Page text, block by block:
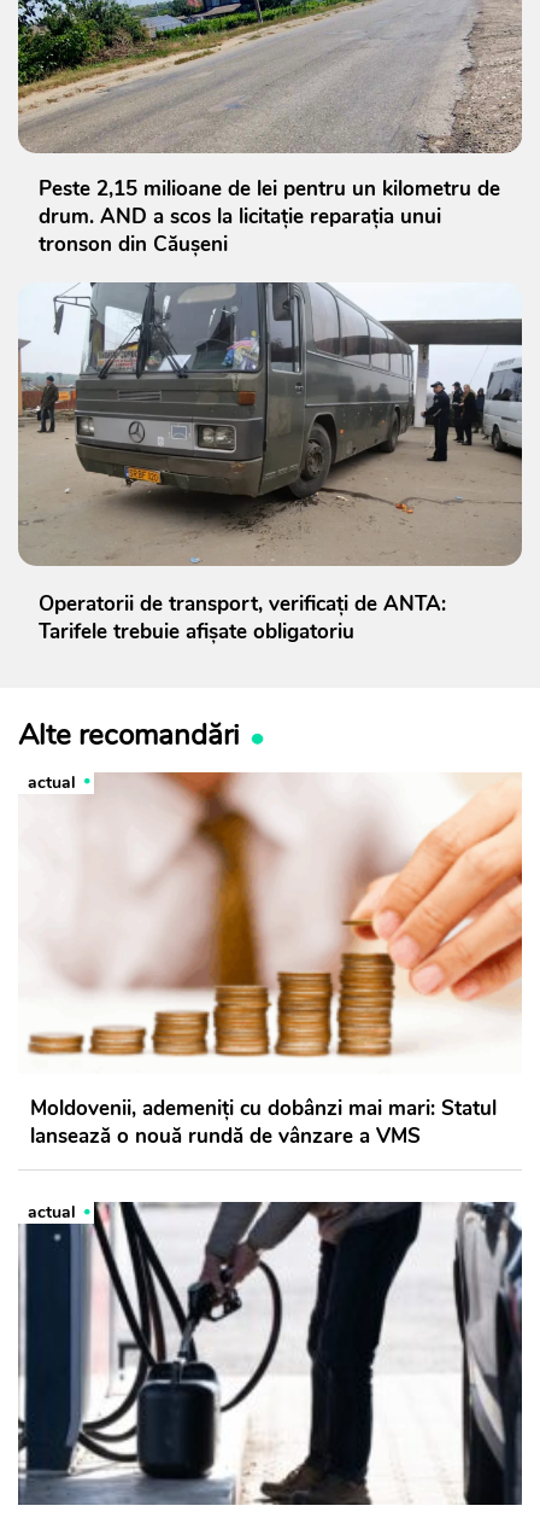
Peste 2,15 milioane de lei pentru un kilometru de
drum. AND a scos la licitație reparația unui
tronson din Căușeni
Operatorii de transport, verificați de ANTA:
Tarifele trebuie afișate obligatoriu
Alte recomandări
actual
Moldovenii, ademeniți cu dobânzi mai mari: Statul
lansează o nouă rundă de vânzare a VMS
actual